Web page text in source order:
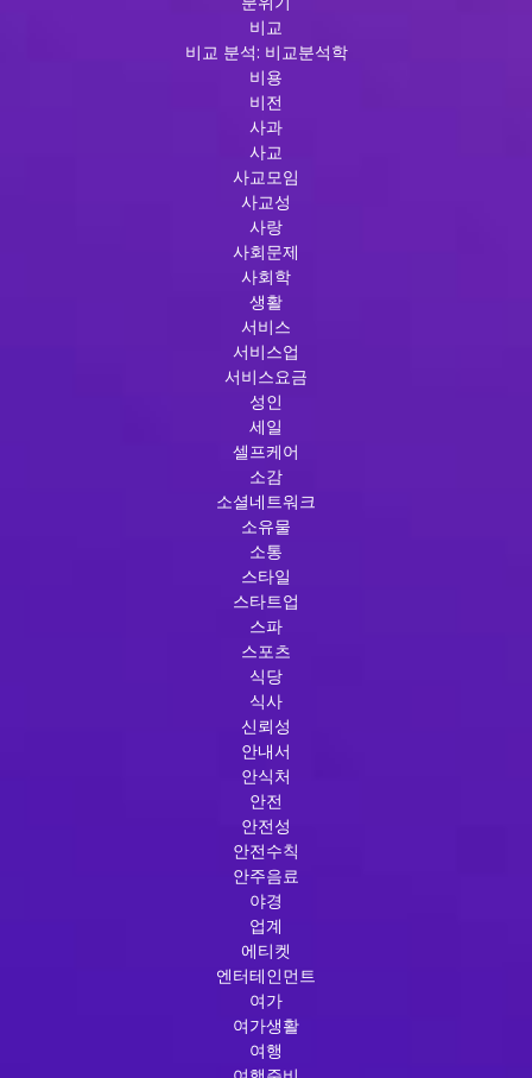
비교
비교 분석: 비교분석학
비용
비전
사과
사교
사교모임
사교성
사랑
사회문제
사회학
생활
서비스
서비스업
서비스요금
성인
세일
셀프케어
소감
소셜네트워크
소유물
소통
스타일
스타트업
스파
스포츠
식당
식사
신뢰성
안내서
안식처
안전
안전성
안전수칙
안주음료
야경
업계
에티켓
엔터테인먼트
여가
여가생활
여행